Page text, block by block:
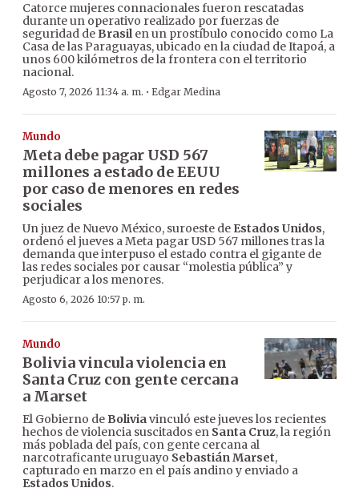
Catorce mujeres connacionales fueron rescatadas
durante un operativo realizado por fuerzas de
seguridad de Brasilen un prostíbulo conocido como La
Casa de las Paraguayas, ubicado en la ciudad de Itapoá, a
unos 600 kilómetros de la frontera con el territorio
nacional.
Agosto 7, 2026 11:34 a. m. · Edgar Medina
Mundo
Meta debe pagar USD 567
millones a estado de EEUU
por caso de menores en redes
sociales
Un juez de Nuevo México, suroeste de Estados Unidos,
ordenó el jueves a Meta pagar USD 567 millones tras la
demanda que interpuso el estado contra el gigante de
las redes sociales por causar “molestia pública” y
perjudicar a los menores.
Agosto 6, 2026 10:57 p. m.
Mundo
Bolivia vincula violencia en
Santa Cruz con gente cercana
a Marset
El Gobierno de Boliviavinculó este jueves los recientes
hechos de violencia suscitados en Santa Cruz, la región
más poblada del país, con gente cercana al
narcotraficante uruguayo Sebastián Marset,
capturado en marzo en el país andino y enviado a
Estados Unidos.